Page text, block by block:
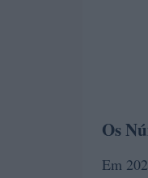
Os
Em